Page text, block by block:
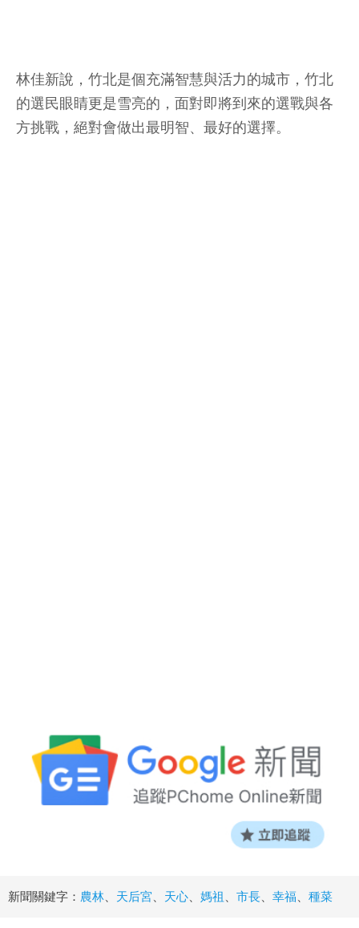
林佳新說，竹北是個充滿智慧與活力的城市，竹北
的選民眼睛更是雪亮的，面對即將到來的選戰與各
方挑戰，絕對會做出最明智、最好的選擇。
新聞關鍵字： 農林 天后宮 天心 媽祖 市長 幸福 種菜